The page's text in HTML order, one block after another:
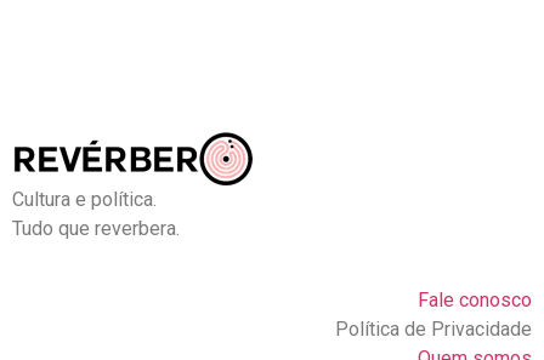
Cultura e política.
Tudo que reverbera.
Fale conosco
Política de Privacidade